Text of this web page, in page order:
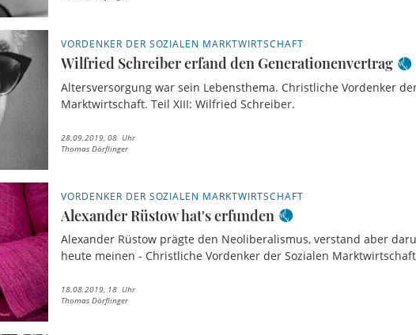
VORDENKER DER SOZIALEN MARKTWIRTSCHAFT
Wilfried Schreiber erfand den Generationenvertrag
Altersversorgung war sein Lebensthema. Christliche Vordenker
Marktwirtschaft. Teil XIII: Wilfried Schreiber.
28.09.2019, 08 Uhr
Thomas Dörflinger
VORDENKER DER SOZIALEN MARKTWIRTSCHAFT
Alexander Rüstow hat's erfunden
Alexander Rüstow prägte den Neoliberalismus, verstand aber
heute meinen - Christliche Vordenker der Sozialen
18.08.2019, 18 Uhr
Thomas Dörflinger